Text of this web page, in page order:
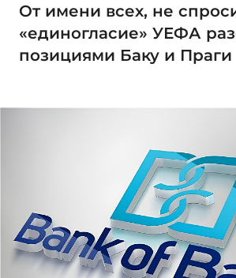
От имени всех, не
«единогласие» УЕФА
позициями Баку и Праги